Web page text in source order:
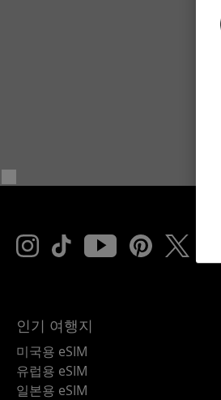
인기 여행지
미국용 eSIM
유럽용 eSIM
일본용 eSIM